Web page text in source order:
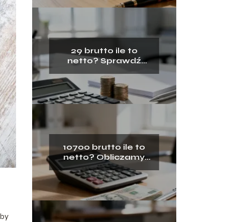
29 brutto ile to
netto? Sprawdź
wynagrodzenia
10700 brutto ile to
netto? Obliczamy
wynagrodzenie na
rękę